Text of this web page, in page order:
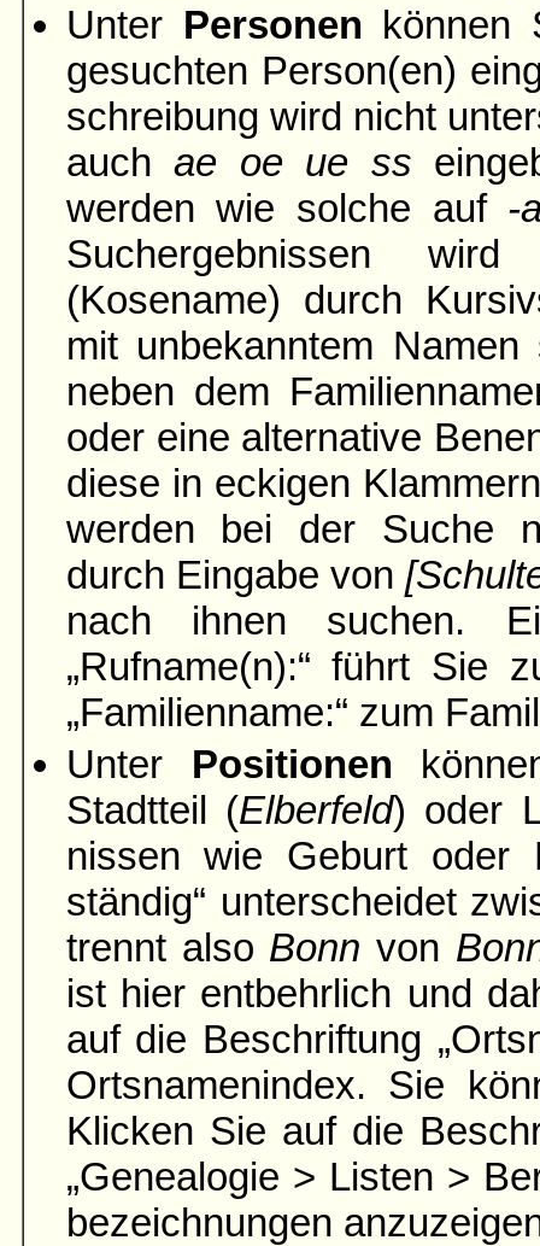
Unter Personen können
gesuchten Person(en)
schreibung wird nicht
auchae oe ue ss
werden wie solche auf -
Suchergebnissen
(Kosename) durch
mit unbe­kann­tem
neben dem
oder eine alter­native
diese in eckigen
werden bei der Suche
durch Eingabe von
nach ihnen suchen.
„Rufname(n):“ führt Sie
„Familien­name:“ zum
Unter Positionen
Stadtteil (Elber­feld) oder
nissen wie Geburt oder
ständig“ unter­scheidet
trennt also Bonn von
ist hier entbehrlich und
auf die Be­schriftung
Orts­namen­index. Sie
Klicken Sie auf die
„Genea­logie > Listen >
bezeich­nungen